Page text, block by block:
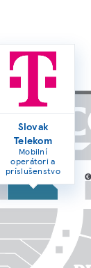
Slovak
Telekom
Mobilní
operátori a
príslušenstvo